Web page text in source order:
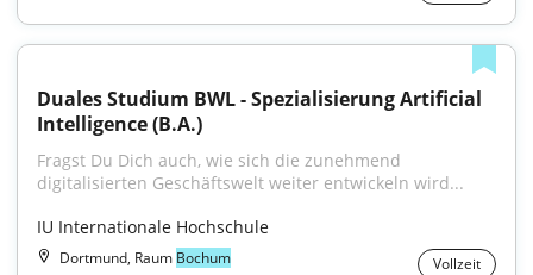
Duales Studium BWL - Spezialisierung Artificial
Intelligence (B.A.)
Fragst Du Dich auch, wie sich die zunehmend
digitalisierten Geschäftswelt weiter entwickeln wird...
IU Internationale Hochschule
Dortmund, Raum Bochum Vollzeit